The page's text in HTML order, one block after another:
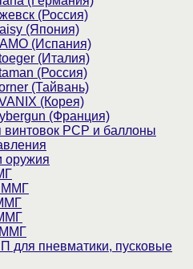
(Россия)
(Япония)
(Испания)
(Италия)
(Россия)
(Тайвань)
(Корея)
(Франция)
PCP и баллоны
оружия
ММГ
ММГ
для пневматики, пусковые